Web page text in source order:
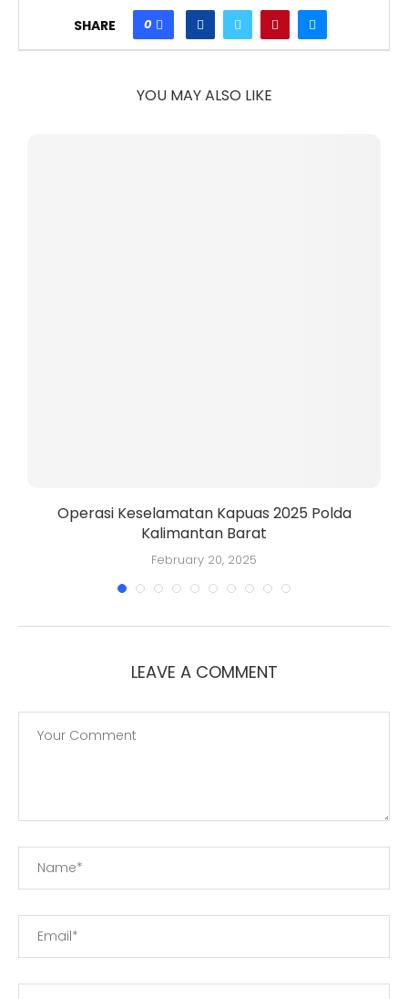
SHARE 0
YOU MAY ALSO LIKE
Operasi Keselamatan Kapuas 2025 Polda
Kalimantan Barat
February 20, 2025
LEAVE A COMMENT